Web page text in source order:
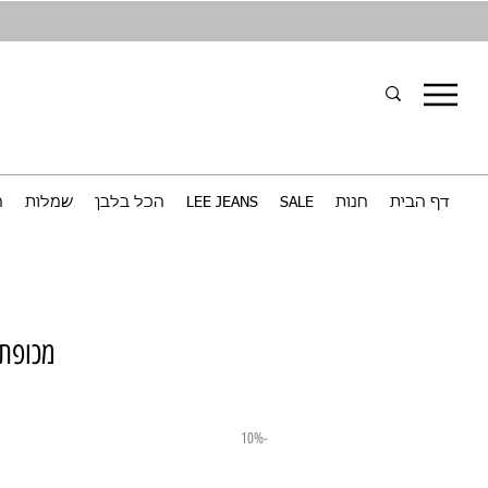
דף הבית חנות SALE
LEE JEANS הכל בלבן שמלות
-10%